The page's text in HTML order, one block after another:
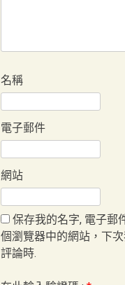
名稱
電子郵件
網站
保存我的名字, 電子郵
個瀏覽器中的網站，下
評論時.